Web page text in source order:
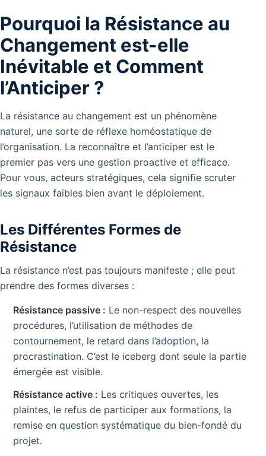
Pourquoi la Résistance au
Changement est-elle
Inévitable et Comment
l’Anticiper ?
La résistance au changement est un phénomène
naturel, une sorte de réflexe homéostatique de
l’organisation. La reconnaître et l’anticiper est le
premier pas vers une gestion proactive et efficace.
Pour vous, acteurs stratégiques, cela signifie scruter
les signaux faibles bien avant le déploiement.
Les Différentes Formes de
Résistance
La résistance n’est pas toujours manifeste ; elle peut
prendre des formes diverses :
Résistance passive : Le non-respect des nouvelles
procédures, l’utilisation de méthodes de
contournement, le retard dans l’adoption, la
procrastination. C’est le iceberg dont seule la partie
émergée est visible.
Résistance active : Les critiques ouvertes, les
plaintes, le refus de participer aux formations, la
remise en question systématique du bien-fondé du
projet.